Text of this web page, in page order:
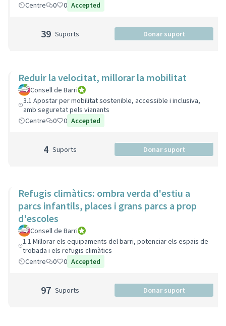
Centre
0 0 Accepted
39 Suports Donar suport
Reduir la velocitat, millorar la mobilitat
Consell de BarriConsell de Barri
3.1 Apostar per mobilitat sostenible, accessible i inclusiva,
amb seguretat pels vianants
Centre
0 0 Accepted
4 Suports Donar suport
Refugis climàtics: ombra verda d'estiu a
parcs infantils, places i grans parcs a prop
d'escoles
Consell de BarriConsell de Barri
1.1 Millorar els equipaments del barri, potenciar els espais de
trobada i els refugis climàtics
Centre
0 0 Accepted
97 Suports Donar suport